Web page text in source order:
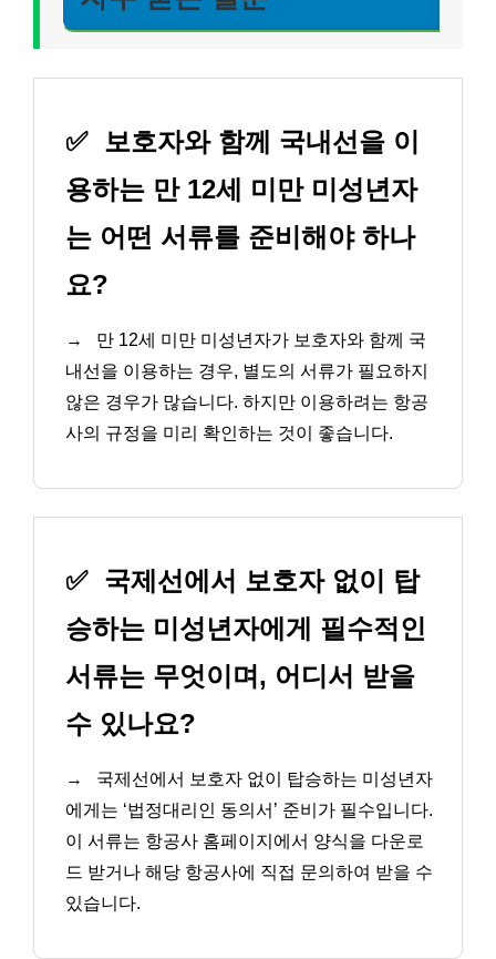
✅ 보호자와 함께 국내선을 이
용하는 만 12세 미만 미성년자
는 어떤 서류를 준비해야 하나
요?
→
만 12세 미만 미성년자가 보호자와 함께 국
내선을 이용하는 경우, 별도의 서류가 필요하지
않은 경우가 많습니다. 하지만 이용하려는 항공
사의 규정을 미리 확인하는 것이 좋습니다.
✅ 국제선에서 보호자 없이 탑
승하는 미성년자에게 필수적인
서류는 무엇이며, 어디서 받을
수 있나요?
→
국제선에서 보호자 없이 탑승하는 미성년자
에게는 ‘법정대리인 동의서’ 준비가 필수입니다.
이 서류는 항공사 홈페이지에서 양식을 다운로
드 받거나 해당 항공사에 직접 문의하여 받을 수
있습니다.